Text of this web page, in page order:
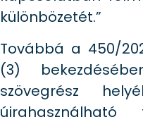
különbözetét.”
Továbbá a 450/
(3)
szövegrész